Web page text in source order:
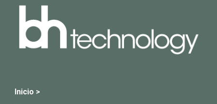
Inicio >